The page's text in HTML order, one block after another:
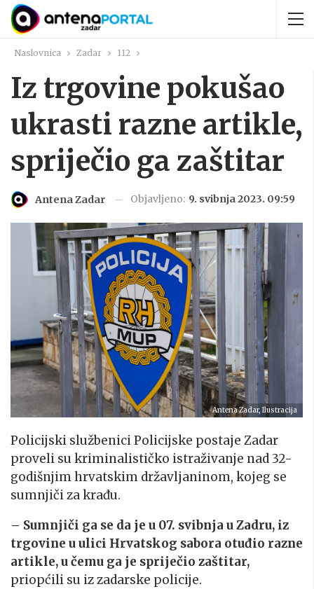
Naslovnica Zadar 112
Iz trgovine pokušao
ukrasti razne artikle,
spriječio ga zaštitar
Antena Zadar Objavljeno: 9. svibnja 2023. 09:59
Antena Zadar, Ilustracija
Policijski službenici Policijske postaje Zadar
proveli su kriminalističko istraživanje nad 32-
godišnjim hrvatskim državljaninom, kojeg se
sumnjiči za krađu.
– Sumnjiči ga se da je u 07. svibnja u Zadru, iz
trgovine u ulici Hrvatskog sabora otuđio razne
artikle, u čemu ga je spriječio zaštitar,
priopćili su iz zadarske policije.